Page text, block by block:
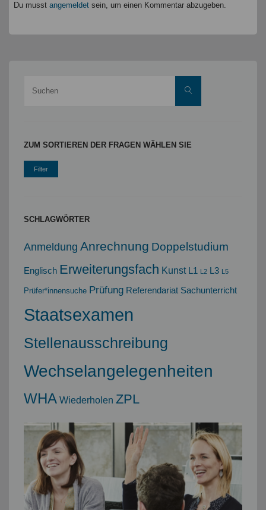
Du musstangemeldet sein, um einen Kommentar abzugeben.
Suchen
ZUM SORTIEREN DER FRAGEN WÄHLEN SIE
SCHLAGWÖRTER
Anmeldung Anrechnung Doppelstudium
Englisch Erweiterungsfach Kunst L1 L2 L3 L5
Prüfer*innensuche Prüfung Referendariat Sachunterricht
Staatsexamen
Stellenausschreibung
Wechselangelegenheiten
WHA Wiederholen ZPL